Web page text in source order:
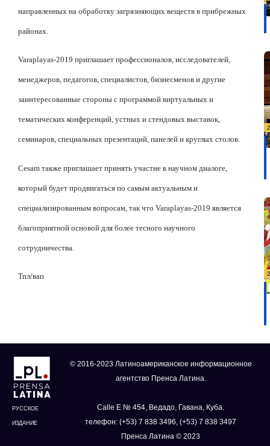
направленных на обработку загрязняющих веществ в прибрежных
районах.
Varaplayas-2019 приглашает профессионалов, исследователей,
менеджеров, педагогов, специалистов, бизнесменов и другие
заинтересованные стороны с программой виртуальных и
тематических конференций, устных и стендовых выставок,
семинаров, специальных презентаций, панелей и круглых столов.
Cesam также приглашает принять участие в научном диалоге,
который будет продвигаться по самым актуальным и
специализированным вопросам, так что Varaplayas-2019 является
благоприятной основой для более тесного научного
сотрудничества.
Тпл/вап
РУССКОЕ
ИЗДАНИЕ
© 2016-2023 Латиноамериканское информационное
агентство Пренса Латина.
Calle E № 454, Ведадо, Гавана, Куба.
телефон: (+53) 7 838 3496, (+53) 7 838 3497
Пренса Латина © 2023